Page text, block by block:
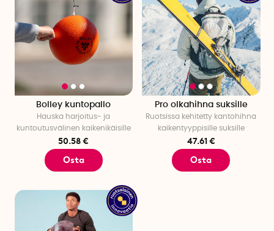
Bolley kuntopallo
Hauska harjoitus- ja
kuntoutusvälinen kaikenikäisille
50.58 €
Osta
Pro olkahihna suksille
Ruotsissa kehitetty kantohihna
kaikentyyppisille suksille
47.61 €
Osta